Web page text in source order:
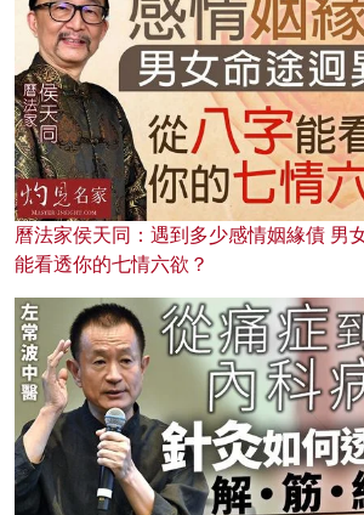
曆法家侯天同：遇到多少感情姻緣債 男
能看透你的七情六欲？